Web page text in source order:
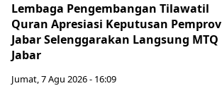
Lembaga Pengembangan Tilawatil
Quran Apresiasi Keputusan Pemprov
Jabar Selenggarakan Langsung MTQ
Jabar
Jumat, 7 Agu 2026 - 16:09